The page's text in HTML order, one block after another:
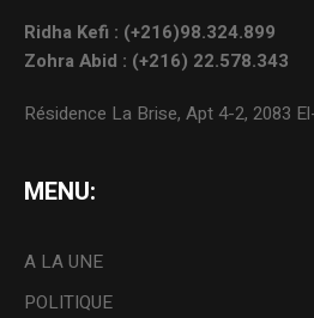
Ridha Kefi : (+216)98.324.899
Zohra Abid : (+216) 22.578.343
Résidence La Brise, Apt 4-2, 2083
MENU:
A LA UNE
POLITIQUE